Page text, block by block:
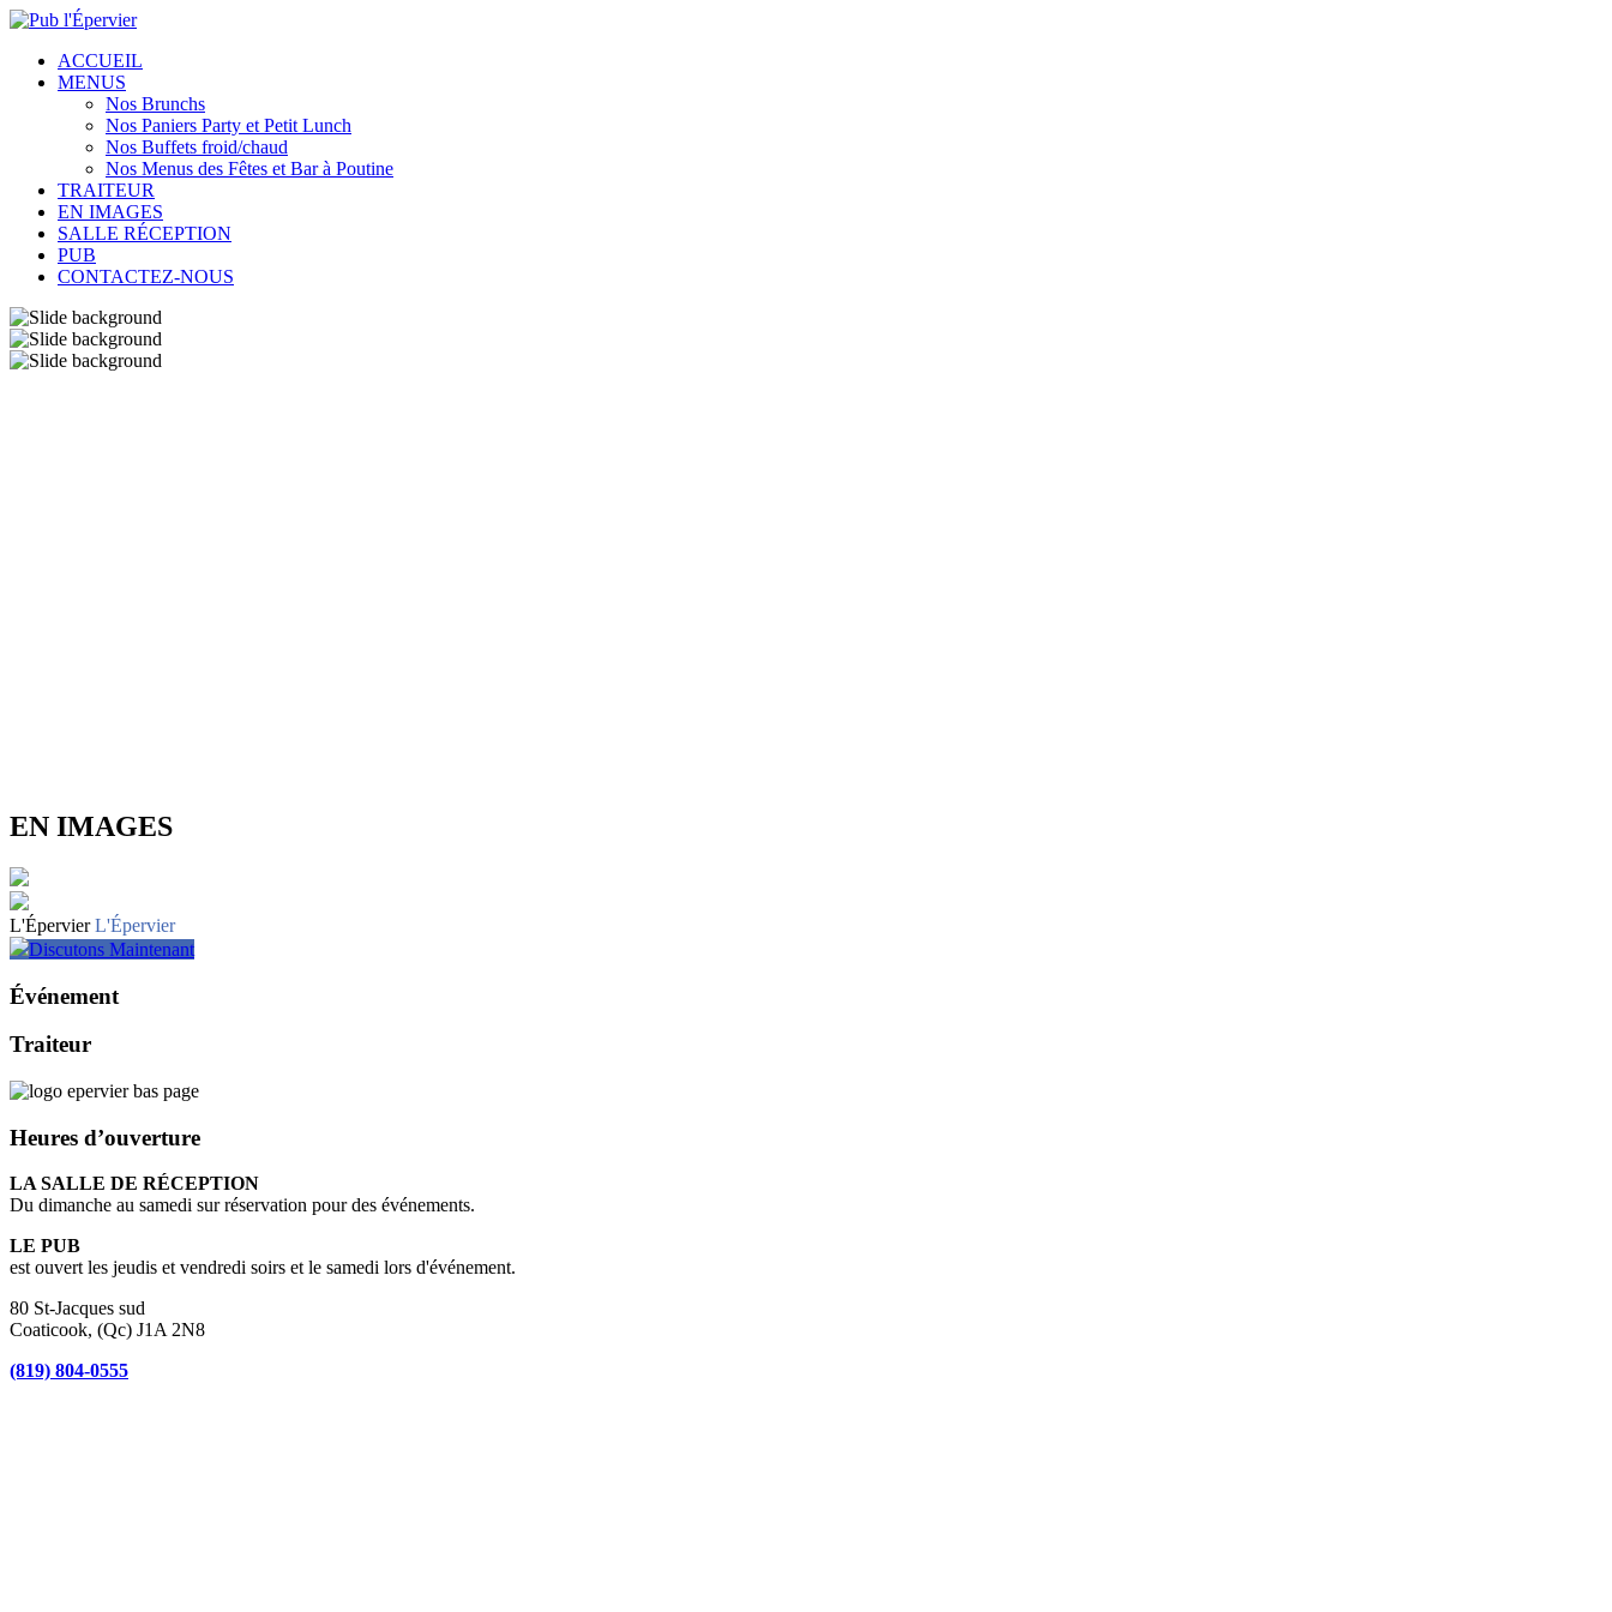
ACCUEIL
MENUS
Nos Brunchs
Nos Paniers Party et Petit Lunch
Nos Buffets froid/chaud
Nos Menus des Fêtes et Bar à Poutine
TRAITEUR
EN IMAGES
SALLE RÉCEPTION
PUB
CONTACTEZ-NOUS
EN IMAGES
L'Épervier L'Épervier
Discutons Maintenant
Événement
Traiteur
Heures d’ouverture
LA SALLE DE RÉCEPTION
Du dimanche au samedi sur réservation pour des événements.
LE PUB
est ouvert les jeudis et vendredi soirs et le samedi lors d'événement.
80 St-Jacques sud
Coaticook, (Qc) J1A 2N8
(819) 804-0555